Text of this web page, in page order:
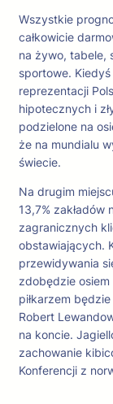
Wszystkie
całkowicie
na żywo, tabele,
sportowe.
reprezentacji
hipotecznych i
podzielone na
że na mundialu
świecie.
Na drugim
13,7% zakładów
zagranicznych
obstawiających.
przewidywania
zdobędzie
piłkarzem
Robert
na koncie.
zachowanie
Konferencji z